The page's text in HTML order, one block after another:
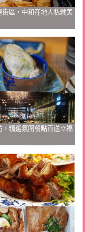
區，中和在地人私藏美
精選氛圍餐點直送幸福